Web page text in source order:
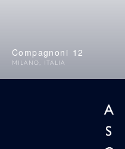
Compagnoni 12
MILANO , ITALIA